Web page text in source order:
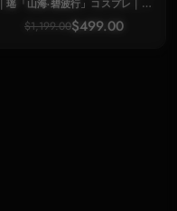
｜瑶「山海·碧波行」コスプレ｜銀
髪龍角エルフ耳｜発熱軽量ボディ
+リアル口腔｜王者栄耀 同棲人形
$1,199.00$499.00